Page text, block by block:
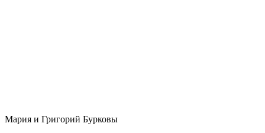
Мария и Григорий Бурковы